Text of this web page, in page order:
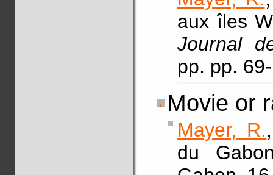
aux îles
Journal
pp. pp.
Movie or
Mayer, R.
du